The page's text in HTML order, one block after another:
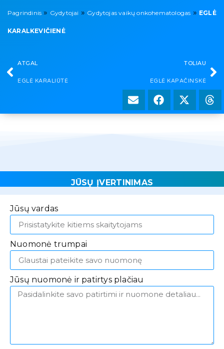
Pagrindinis » Gydytojai » Gydytojas vaikų onkohematologas » EGLĖ
KARALKEVIČIENĖ
ATGAL
EGLĖ KARALIŪTĖ
TOLIAU
EGLĖ KAPAČINSKĖ
JŪSŲ ĮVERTINIMAS
Jūsų vardas
Nuomonė trumpai
Jūsų nuomonė ir patirtys plačiau